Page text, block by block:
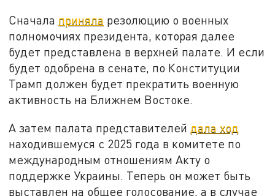
Сначала приняла резолюцию о военных
полномочиях президента, которая далее
будет представлена в верхней палате. И если
будет одобрена в сенате, по Конституции
Трамп должен будет прекратить военную
активность на Ближнем Востоке.
А затем палата представителей дала ход
находившемуся с 2025 года в комитете по
международным отношениям Акту о
поддержке Украины. Теперь он может быть
выставлен на общее голосование, а в случае